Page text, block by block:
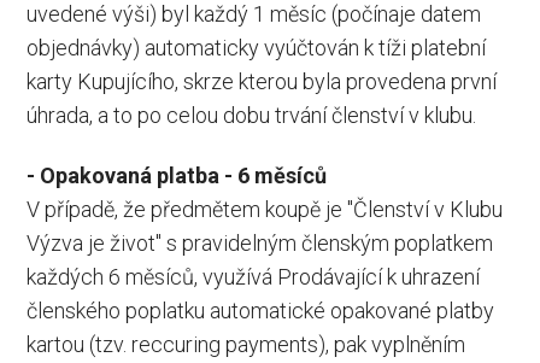
uvedené výši) byl každý 1 měsíc (počínaje datem
objednávky) automaticky vyúčtován k tíži platební
karty Kupujícího, skrze kterou byla provedena první
úhrada, a to po celou dobu trvání členství v klubu.
- Opakovaná platba - 6 měsíců
V případě, že předmětem koupě je "Členství v Klubu
Výzva je život" s pravidelným členským poplatkem
každých 6 měsíců, využívá Prodávající k uhrazení
členského poplatku automatické opakované platby
kartou (tzv. reccuring payments), pak vyplněním